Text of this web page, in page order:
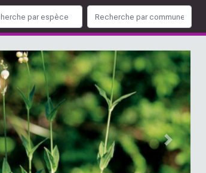
Next